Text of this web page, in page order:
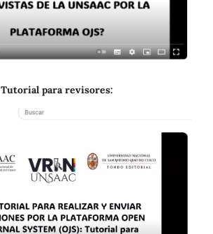
Tutorial para revisores: